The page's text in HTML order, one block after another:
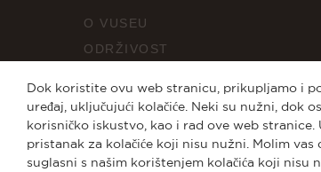
Dok koristite ovu web stranicu, prikupljamo i
uređaj, uključujući kolačiće. Neki su nužni, dok
korisničko iskustvo, kao i rad ove web
pristanak za kolačiće koji nisu nužni. Molim
suglasni s našim korištenjem kolačića koji nisu
O VUSEU
ODRŽIVOST
POLITIKA PRIVATNOSTI
POLITIKA KOLAČIĆA
POSTAVKE KOLAČIĆA